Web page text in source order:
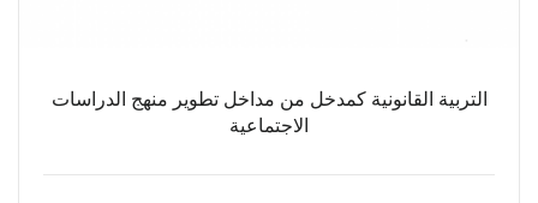
التربية القانونية كمدخل من مداخل تطوير منهج الدراسات
الاجتماعية